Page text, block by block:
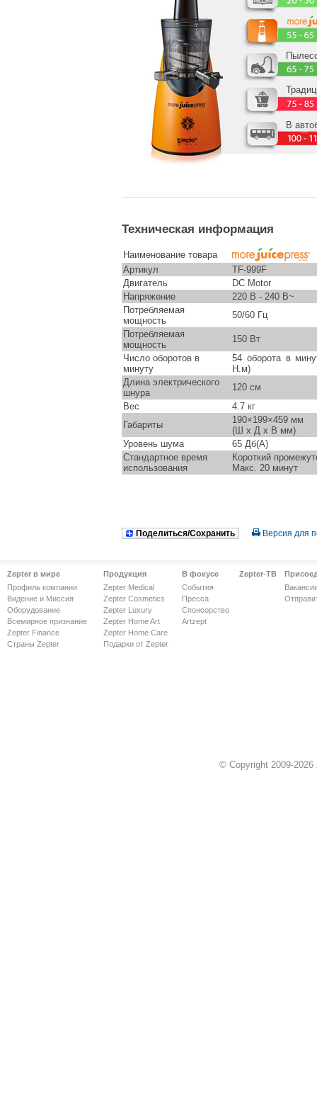
В
Техническая информация
Наименование товара
Артикул
TF-999F
Двигатель
DC Motor
Напряжение
220 В - 240 В~
Потребляемая
мощность
50/60 Гц
Потребляемая
мощность
150 Вт
Число оборотов в
минуту
54 оборота в
Н.м)
Длина электрического
шнура
120 см
Вес
4.7 кг
Габариты
190×199×459 мм
(Ш x Д x В мм)
Уровень шума
65 Дб(A)
Стандартное время
использования
Короткий
Макс. 20 минут
Поделиться/Сохранить Версия для
Zepter в мире
Профиль компании
Видение и Миссия
Оборудование
Всемирное признание
Zepter Finance
Страны Zepter
Продукция
Zepter Medical
Zepter Cosmetics
Zepter Luxury
Zepter Home Art
Zepter Home Care
Подарки от Zepter
В фокусе
События
Пресса
Спонсорство
Artzept
Zepter-ТВ
© Copyright 2009-